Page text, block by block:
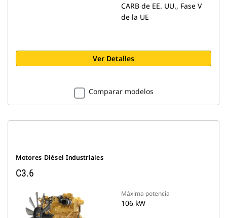
CARB de EE. UU., Fase V
de la UE
Ver Detalles
Comparar modelos
Motores Diésel Industriales
C3.6
Máxima potencia
106 kW